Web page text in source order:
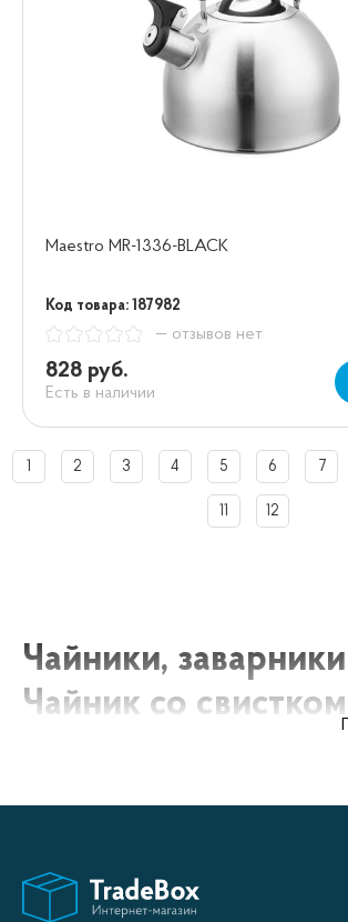
Maestro MR-1336-BLACK
Код товара: 187982
— отзывов нет
828 руб.
Есть в наличии
1 2 3 4 5 6 7
11 12
Чайники,
Чайник со свистком
для кипячения воды, но и стильный
закипятить воду, но и предупреждает
когда вода нагрета до нужной